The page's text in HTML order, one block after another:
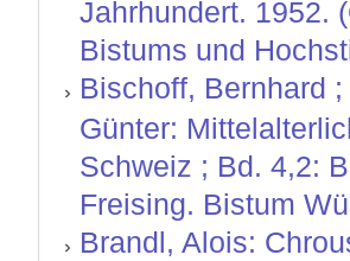
Jahrhundert. 1952.
Bistums und
Bischoff, Bernhard
Günter:
Schweiz ; Bd. 4,2:
Freising. Bistum
Brandl, Alois: